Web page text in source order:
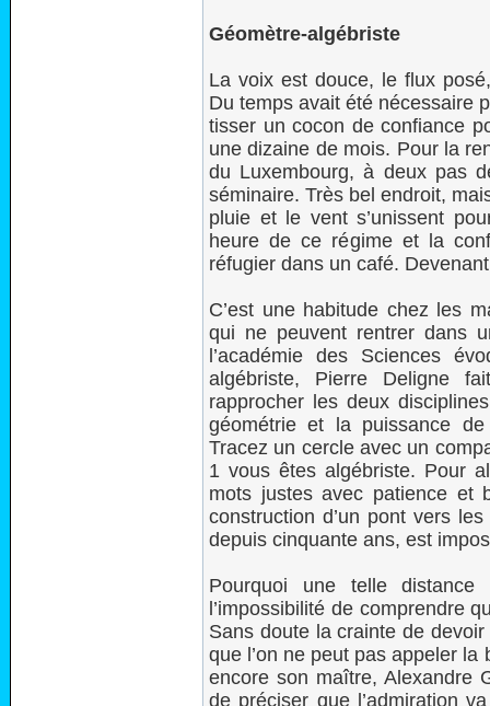
Géomètre-algébriste
La voix est douce, le flux
Du temps avait été nécessaire
tisser un cocon de confiance
une dizaine de mois. Pour la
du Luxembourg, à deux pas
séminaire. Très bel endroit,
pluie et le vent s’unissent
heure de ce régime et la
réfugier dans un café.
C’est une habitude chez les
qui ne peuvent rentrer dans
l’académie des Sciences
algébriste, Pierre Deligne
rapprocher les deux
géométrie et la puissance de
Tracez un cercle avec un
1 vous êtes algébriste. Pour
mots justes avec patience et
construction d’un pont vers
depuis cinquante ans, est
Pourquoi une telle
l’impossibilité de comprendre
Sans doute la crainte de
que l’on ne peut pas appeler la
encore son maître, Alexandre
de préciser que l’admiration